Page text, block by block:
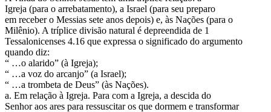
Igreja (para o arrebatamento), a Israel (para seu preparo
em receber o Messias sete anos depois) e, às Nações (para o
Milênio). A tríplice divisão natural é depreendida de 1
Tessalonicenses 4.16 que expressa o significado do argumento
quando diz:
“ …o alarido” (à Igreja);
“ …a voz do arcanjo” (a Israel);
“ …a trombeta de Deus” (às Nações).
a. Em relação à Igreja. Para com a Igreja, a descida do
Senhor aos ares para ressuscitar os que dormem e transformar